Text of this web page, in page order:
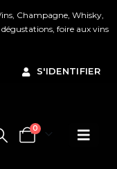
Champagne, Whisky,
foire aux vins
S'IDENTIFIER
0